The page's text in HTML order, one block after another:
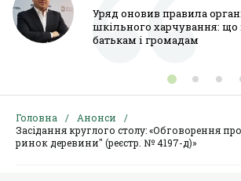
Уряд оновив правила
шкільного харчування: що
батькам і громадам
Головна
Анонси
Засідання круглого столу: «Обговорення
ринок деревини" (реєстр. № 4197-д)»